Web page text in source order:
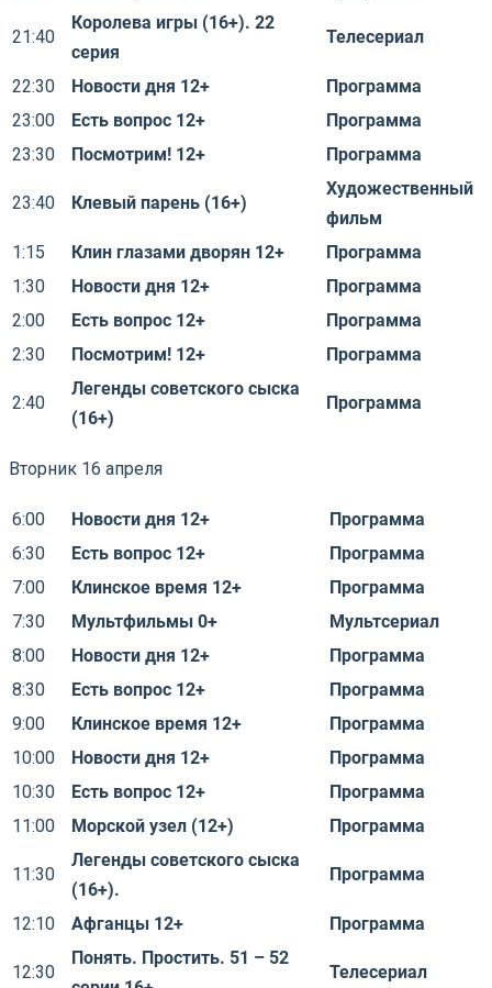
21:40
Королева игры (16+). 22
серия
Телесериал
22:30 Новости дня 12+
Программа
23:00
Есть вопрос 12+
Программа
23:30
Посмотрим! 12+ Программа
23:40 Клевый парень (16+)
Художественный
фильм
1:15
Клин глазами дворян 12+
Программа
1:30
Новости дня 12+
Программа
2:00
Есть вопрос 12+
Программа
2:30
Посмотрим! 12+ Программа
2:40
Легенды советского сыска
(16+)
Программа
Вторник 16 апреля
6:00 Новости дня 12+
Программа
6:30
Есть вопрос 12+
Программа
7:00
Клинское время 12+
Программа
7:30
Мультфильмы 0+
Мультсериал
8:00
Новости дня 12+
Программа
8:30
Есть вопрос 12+
Программа
9:00
Клинское время 12+
Программа
10:00
Новости дня 12+
Программа
10:30
Есть вопрос 12+
Программа
11:00
Морской узел (12+) Программа
11:30
Легенды советского сыска
(16+).
Программа
12:10 Афганцы 12+ Программа
12:30
Понять. Простить. 51 – 52
Телесериал